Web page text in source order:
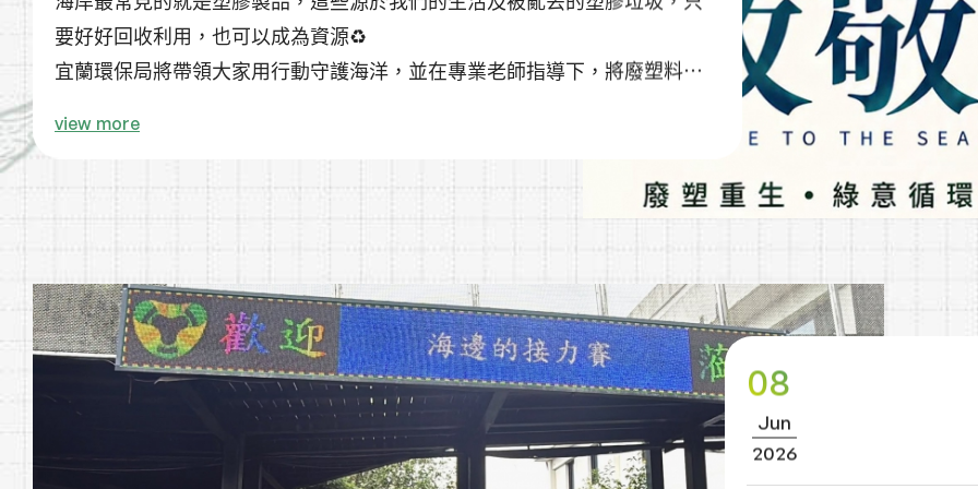
要好好回收利用，也可以成為資源♻️
宜蘭環保局將帶領大家用行動守護海洋，並在專業老師指導下，將廢塑料搭
view more
08
Jun
2026